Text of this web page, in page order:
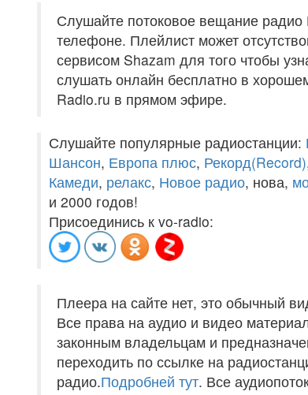
Слушайте потоковое вещание
телефоне. Плейлист может
сервисом Shazam для того чтобы
слушать онлайн бесплатно в
Radio.ru в прямом эфире.
Слушайте популярные радиостанции:
Шансон, Европа плюс, Рекорд(Record)
Камеди, релакс, Новое радио, нова,
и 2000 годов!
Присоединись к vo-radio:
Плеера на сайте нет, это обычный
Все права на аудио и видео
законным владельцам и
переходить по ссылке на
радио.Подробней тут. Все